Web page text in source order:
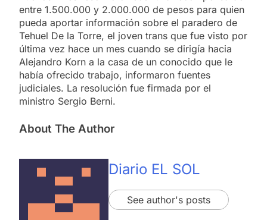
entre 1.500.000 y 2.000.000 de pesos para quien
pueda aportar información sobre el paradero de
Tehuel De la Torre, el joven trans que fue visto por
última vez hace un mes cuando se dirigía hacia
Alejandro Korn a la casa de un conocido que le
había ofrecido trabajo, informaron fuentes
judiciales. La resolución fue firmada por el
ministro Sergio Berni.
About The Author
Diario EL SOL
See author's posts